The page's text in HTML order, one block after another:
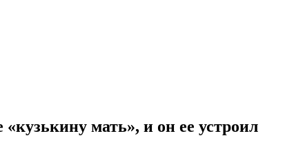
мать», и он ее устроил